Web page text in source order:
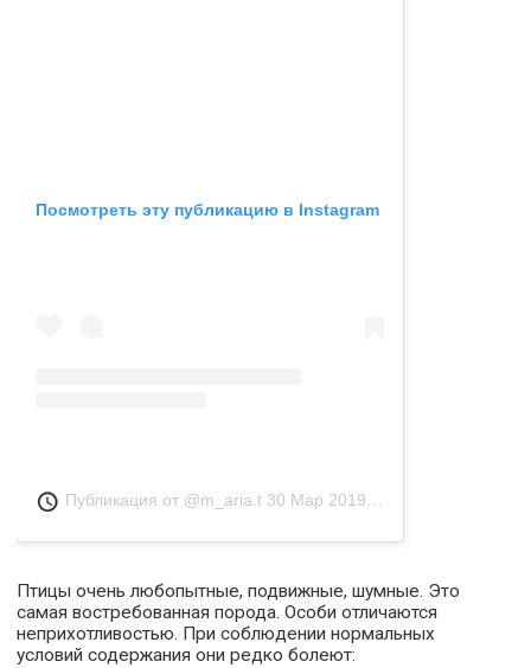
Посмотреть эту публикацию в Instagram
Публикация от @m_aria.t 30 Мар 2019 в 3:11 PDT
Птицы очень любопытные, подвижные, шумные. Это
самая востребованная порода. Особи отличаются
неприхотливостью. При соблюдении нормальных
условий содержания они редко болеют: